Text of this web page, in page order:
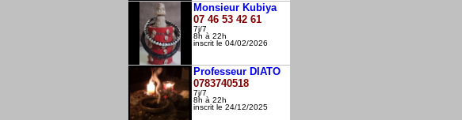
Monsieur Kubiya
07 46 53 42 61
7j/7
8h à 22h
inscrit le 04/02/2026
Professeur DIATO
0783740518
7j/7
8h à 22h
inscrit le 24/12/2025